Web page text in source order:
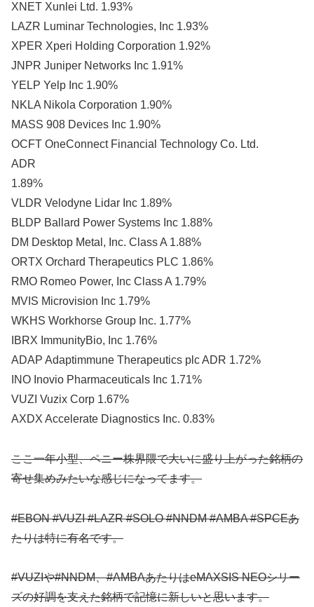
XNET Xunlei Ltd. 1.93%
LAZR Luminar Technologies, Inc 1.93%
XPER Xperi Holding Corporation 1.92%
JNPR Juniper Networks Inc 1.91%
YELP Yelp Inc 1.90%
NKLA Nikola Corporation 1.90%
MASS 908 Devices Inc 1.90%
OCFT OneConnect Financial Technology Co. Ltd.
ADR
1.89%
VLDR Velodyne Lidar Inc 1.89%
BLDP Ballard Power Systems Inc 1.88%
DM Desktop Metal, Inc. Class A 1.88%
ORTX Orchard Therapeutics PLC 1.86%
RMO Romeo Power, Inc Class A 1.79%
MVIS Microvision Inc 1.79%
WKHS Workhorse Group Inc. 1.77%
IBRX ImmunityBio, Inc 1.76%
ADAP Adaptimmune Therapeutics plc ADR 1.72%
INO Inovio Pharmaceuticals Inc 1.71%
VUZI Vuzix Corp 1.67%
AXDX Accelerate Diagnostics Inc. 0.83%
ここ一年小型、ペニー株界隈で大いに盛り上がった銘柄の
寄せ集めみたいな感じになってます。
#EBON #VUZI #LAZR #SOLO #NNDM #AMBA #SPCEあ
たりは特に有名です。
#VUZIや#NNDM、#AMBAあたりはeMAXSIS NEOシリー
ズの好調を支えた銘柄で記憶に新しいと思います。